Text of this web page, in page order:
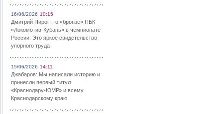
16/06/2026 10:15
Дмитрий Пирог – о «бронзе» ПБК
«Локомотив-Кубань» в чемпионате
России: Это яркое свидетельство
упорного труда
15/06/2026 14:11
Джабаров: Мы написали историю и
принесли первый титул
«Краснодару-ЮМР» и всему
Краснодарскому краю